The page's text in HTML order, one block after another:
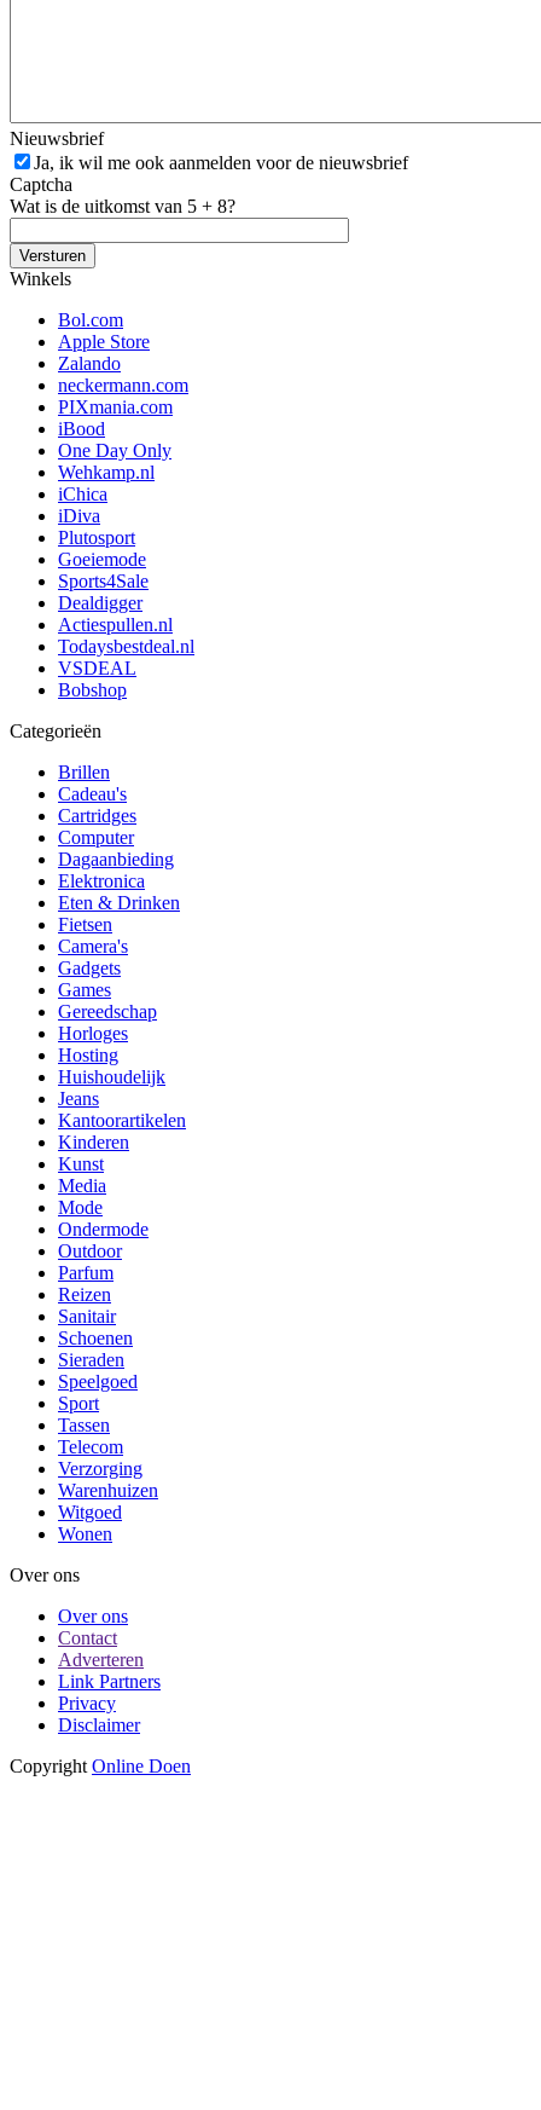
Nieuwsbrief
Ja, ik wil me ook aanmelden voor de nieuwsbrief
Captcha
Wat is de uitkomst van 5 + 8?
Winkels
Bol.com
Apple Store
Zalando
neckermann.com
PIXmania.com
iBood
One Day Only
Wehkamp.nl
iChica
iDiva
Plutosport
Goeiemode
Sports4Sale
Dealdigger
Actiespullen.nl
Todaysbestdeal.nl
VSDEAL
Bobshop
Categorieën
Brillen
Cadeau's
Cartridges
Computer
Dagaanbieding
Elektronica
Eten & Drinken
Fietsen
Camera's
Gadgets
Games
Gereedschap
Horloges
Hosting
Huishoudelijk
Jeans
Kantoorartikelen
Kinderen
Kunst
Media
Mode
Ondermode
Outdoor
Parfum
Reizen
Sanitair
Schoenen
Sieraden
Speelgoed
Sport
Tassen
Telecom
Verzorging
Warenhuizen
Witgoed
Wonen
Over ons
Over ons
Contact
Adverteren
Link Partners
Privacy
Disclaimer
Copyright Online Doen